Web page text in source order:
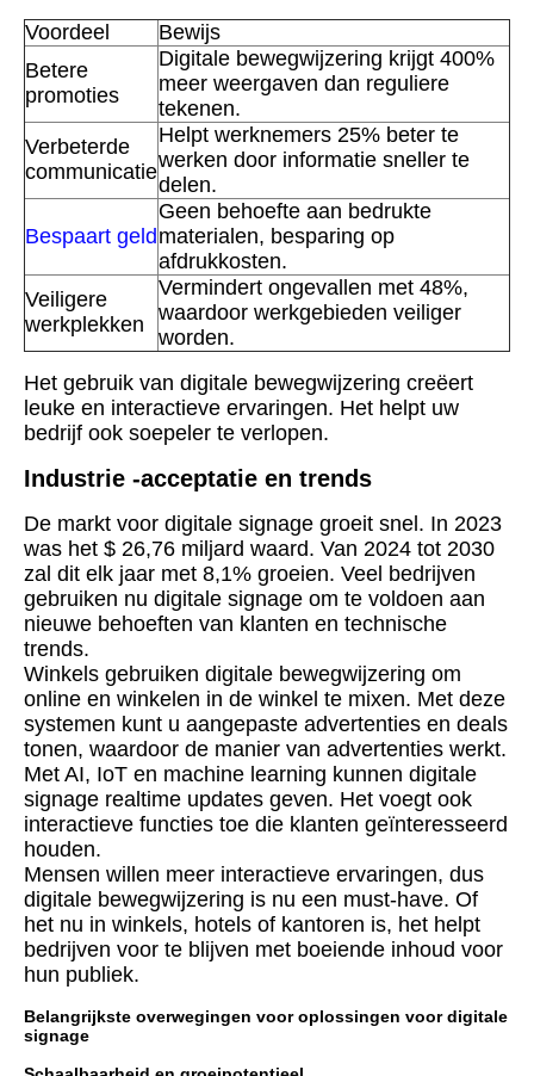
Voordeel
Bewijs
Betere
promoties
Digitale bewegwijzering krijgt 400%
meer weergaven dan reguliere
tekenen.
Verbeterde
communicatie
Helpt werknemers 25% beter te
werken door informatie sneller te
delen.
Bespaart geld
Geen behoefte aan bedrukte
materialen, besparing op
afdrukkosten.
Veiligere
werkplekken
Vermindert ongevallen met 48%,
waardoor werkgebieden veiliger
worden.
Het gebruik van digitale bewegwijzering creëert
leuke en interactieve ervaringen. Het helpt uw ​​
bedrijf ook soepeler te verlopen.
Industrie -acceptatie en trends
De markt voor digitale signage groeit snel. In 2023
was het $ 26,76 miljard waard. Van 2024 tot 2030
zal dit elk jaar met 8,1% groeien. Veel bedrijven
gebruiken nu digitale signage om te voldoen aan
nieuwe behoeften van klanten en technische
trends.
Winkels gebruiken digitale bewegwijzering om
online en winkelen in de winkel te mixen. Met deze
systemen kunt u aangepaste advertenties en deals
tonen, waardoor de manier van advertenties werkt.
Met AI, IoT en machine learning kunnen digitale
signage realtime updates geven. Het voegt ook
interactieve functies toe die klanten geïnteresseerd
houden.
Mensen willen meer interactieve ervaringen, dus
digitale bewegwijzering is nu een must-have. Of
het nu in winkels, hotels of kantoren is, het helpt
bedrijven voor te blijven met boeiende inhoud voor
hun publiek.
Belangrijkste overwegingen voor oplossingen voor digitale
signage